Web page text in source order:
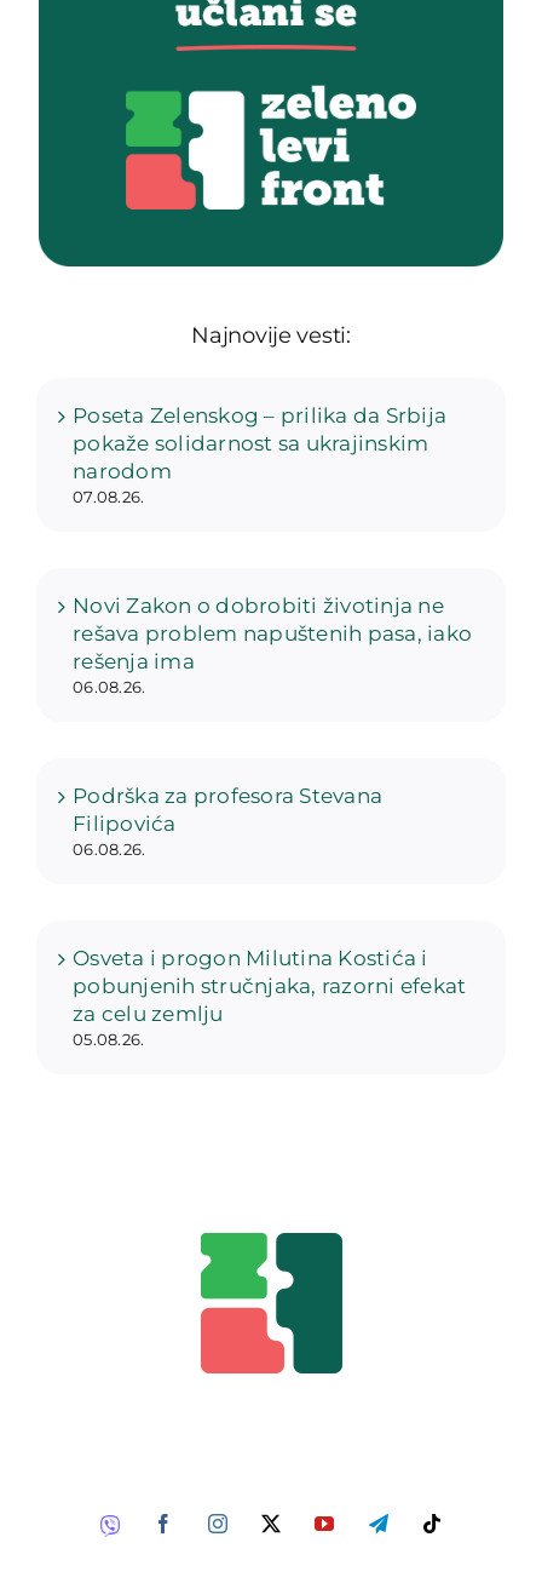
Najnovije vesti:
Poseta Zelenskog – prilika da Srbija
pokaže solidarnost sa ukrajinskim
narodom
07.08.26.
Novi Zakon o dobrobiti životinja ne
rešava problem napuštenih pasa, iako
rešenja ima
06.08.26.
Podrška za profesora Stevana
Filipovića
06.08.26.
Osveta i progon Milutina Kostića i
pobunjenih stručnjaka, razorni efekat
za celu zemlju
05.08.26.